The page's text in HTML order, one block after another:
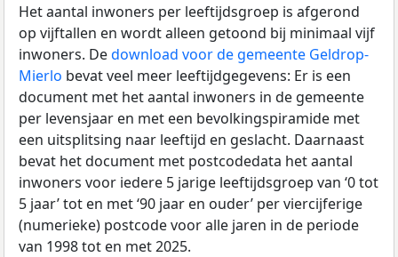
Het aantal inwoners per leeftijdsgroep is afgerond
op vijftallen en wordt alleen getoond bij minimaal vijf
inwoners. Dedownload voor de gemeente Geldrop-
Mierlo bevat veel meer leeftijdgegevens: Er is een
document met het aantal inwoners in de gemeente
per levensjaar en met een bevolkingspiramide met
een uitsplitsing naar leeftijd en geslacht. Daarnaast
bevat het document met postcodedata het aantal
inwoners voor iedere 5 jarige leeftijdsgroep van ‘0 tot
5 jaar’ tot en met ‘90 jaar en ouder’ per viercijferige
(numerieke) postcode voor alle jaren in de periode
van 1998 tot en met 2025.